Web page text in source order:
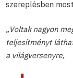
szereplésben
„Voltak nagyon
teljesítményt
a világversenyre,